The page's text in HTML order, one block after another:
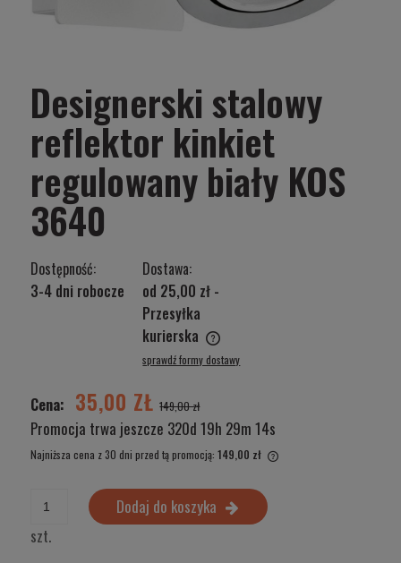
Designerski stalowy
reflektor kinkiet
regulowany biały KOS
3640
Dostępność:
3-4 dni robocze
Dostawa:
od 25,00 zł -
Przesyłka
kurierska
Cena nie zawiera ewentualnych kosztów płatności
sprawdź formy dostawy
Cena: 35,00 ZŁ 149,00 zł
Promocja trwa jeszcze 320d 19h 29m 14s
Najniższa cena z 30 dni przed tą promocją: 149,00 zł
szt.
Dodaj do koszyka